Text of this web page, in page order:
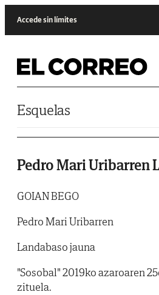
Accede sin límites
Esquelas
Pedro Mari Uribarren
GOIAN BEGO
Pedro Mari Uribarren
Landabaso jauna
"Sosobal" 2019ko azaroaren
zituela.